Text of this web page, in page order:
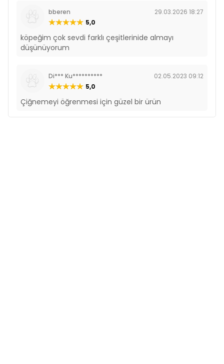
bberen
29.03.2026 18:27
5,0
köpeğim çok sevdi farklı çeşitlerinide almayı
düşünüyorum
Di*** Ku**********
02.05.2023 09:12
5,0
Çiğnemeyi öğrenmesi için güzel bir ürün